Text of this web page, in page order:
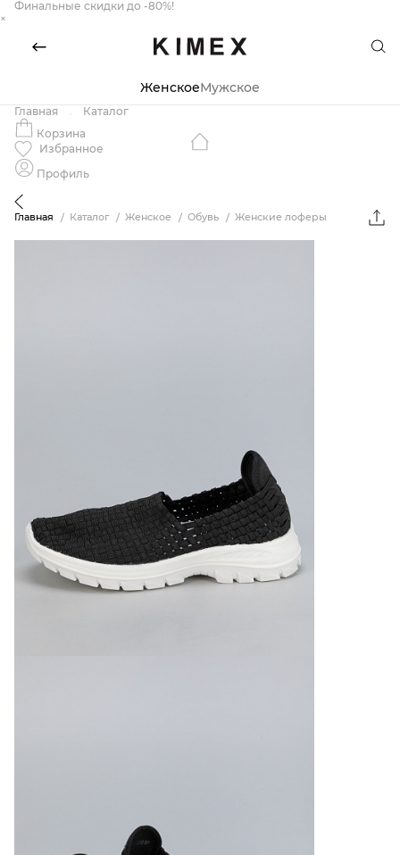
Финальные скидки до -80%!
×
ЖенскоеМужское
Главная
Каталог
Корзина
Избранное
Профиль
Главная Каталог Женское Обувь Женские лоферы